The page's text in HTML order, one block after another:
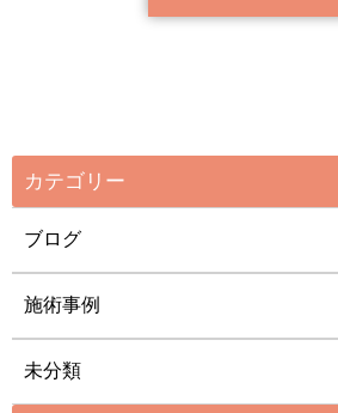
カテゴリー
ブログ
施術事例
未分類